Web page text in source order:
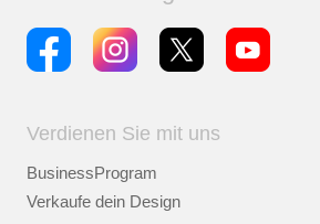
Verdienen Sie mit uns
BusinessProgram
Verkaufe dein Design